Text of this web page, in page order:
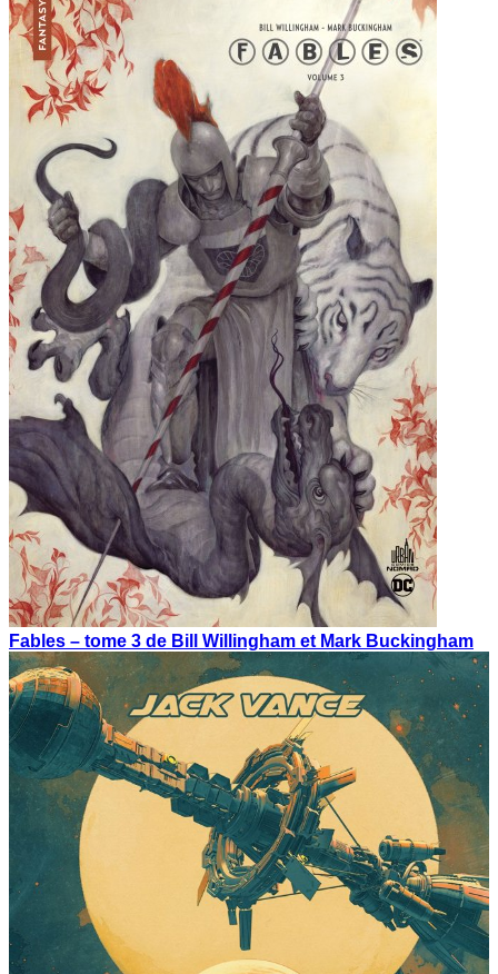
Fables – tome 3 de Bill Willingham et Mark Buckingham